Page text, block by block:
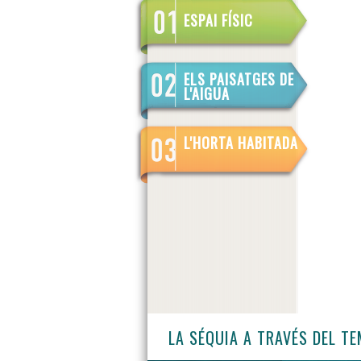
ESPAI FÍSIC
ELS PAISATGES DE
L'AIGUA
L'HORTA HABITADA
LA SÉQUIA A TRAVÉS DEL